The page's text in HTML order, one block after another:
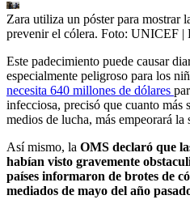
Zara utiliza un póster para mostrar
prevenir el cólera. Foto: UNICEF |
Este padecimiento puede causar
especialmente peligroso para los
necesita 640 millones de dólares
infecciosa, precisó que cuanto más
medios de lucha, más empeorará la
Así mismo, la OMS declaró que
habían visto gravemente
países informaron de brotes de
mediados de mayo del año